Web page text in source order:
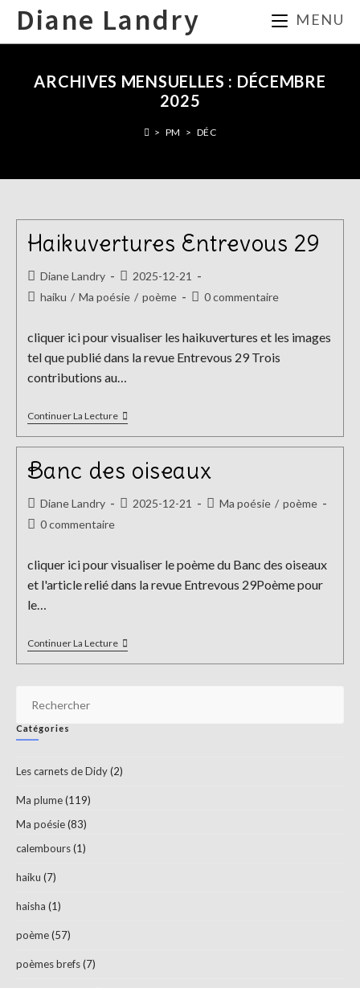
SkipDiane Landry MENU
ARCHIVES MENSUELLES : DÉCEMBRE
2025
> PM > DÉC
Haikuvertures Entrevous 29
Auteur/autrice
de
Diane Landry
Publication
publiée :
2025-12-21
Posthaiku / Ma poésie / poème
Commentaires
publication :
0 commentaire
cliquer ici pour visualiser les haikuvertures et les images
tel que publié dans la revue Entrevous 29 Trois
contributions au…
Continuer La LectureHaikuvertures
Entrevous
29
Banc des oiseaux
Auteur/autrice
de
Diane Landry
Publication
2025-12-21
PostMa poésie / poème
Commentaires
publication :
0 commentaire
cliquer ici pour visualiser le poème du Banc des oiseaux
et l'article relié dans la revue Entrevous 29Poème pour
le…
Continuer La LectureBanc
Des
Oiseaux
Catégories
Les carnets de Didy(2)
Ma plume(119)
Ma poésie(83)
calembours(1)
haiku (7)
haisha (1)
poème(57)
poèmes brefs(7)